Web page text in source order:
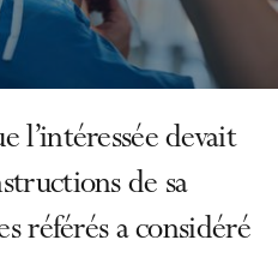
l’intéressée devait
de sa
référés a considéré